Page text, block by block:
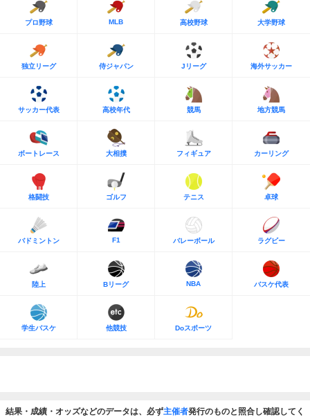
プロ野球 MLB 高校野球 大学野球
独立リーグ 侍ジャパン Jリーグ 海外サッカー
サッカー代表 高校年代 競馬 地方競馬
ボートレース 大相撲 フィギュア カーリング
格闘技 ゴルフ テニス 卓球
バドミントン F1 バレーボール ラグビー
陸上 Bリーグ NBA バスケ代表
学生バスケ 他競技 Doスポーツ
結果・成績・オッズなどのデータは、必ず主催者発行のものと照合し確認してく